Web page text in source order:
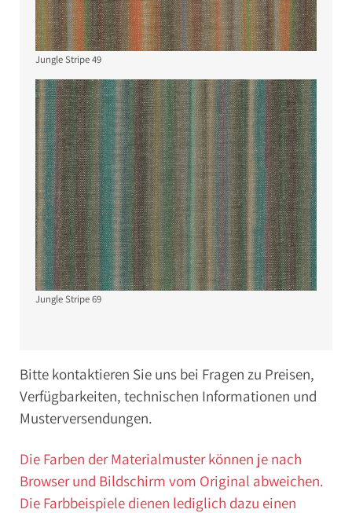
Jungle Stripe 49
Jungle Stripe 69
Bitte kontaktieren Sie uns bei Fragen zu Preisen,
Verfügbarkeiten, technischen Informationen und
Musterversendungen.
Die Farben der Materialmuster können je nach
Browser und Bildschirm vom Original abweichen.
Die Farbbeispiele dienen lediglich dazu einen